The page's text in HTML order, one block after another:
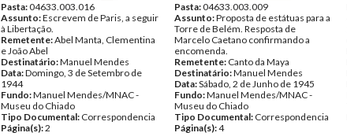
Pasta:04633.003.016
Assunto:Escrevem de Paris, a seguir
à Libertação.
Remetente:Abel Manta, Clementina
e João Abel
Destinatário:Manuel Mendes
Data:Domingo, 3 de Setembro de
1944
Fundo:Manuel Mendes/MNAC -
Museu do Chiado
Tipo Documental: Correspondencia
Página(s):2
Pasta:04633.003.009
Assunto:Proposta de estátuas para a
Torre de Belém. Resposta de
Marcelo Caetano confirmando a
encomenda.
Remetente: Canto da Maya
Destinatário:Manuel Mendes
Data:Sábado, 2 de Junho de 1945
Fundo:Manuel Mendes/MNAC -
Museu do Chiado
Tipo Documental: Correspondencia
Página(s):4